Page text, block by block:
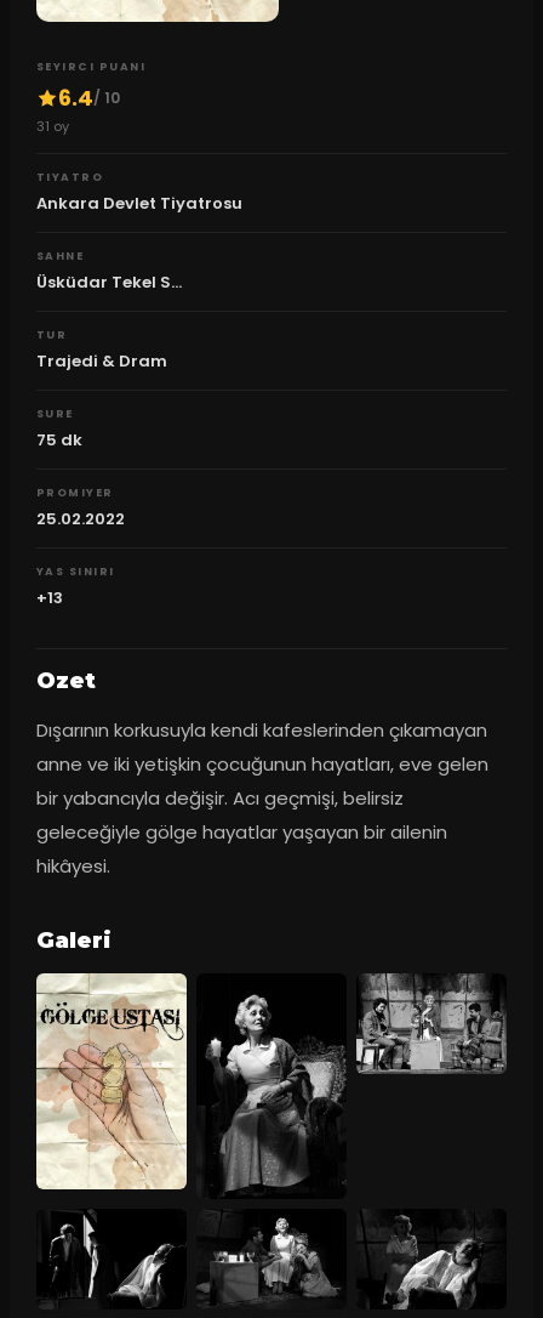
SEYIRCI PUANI
6.4/ 10
31 oy
TIYATRO
Ankara Devlet Tiyatrosu
SAHNE
Üsküdar Tekel S...
TUR
Trajedi & Dram
SURE
75 dk
PROMIYER
25.02.2022
YAS SINIRI
+13
Ozet
Dışarının korkusuyla kendi kafeslerinden çıkamayan
anne ve iki yetişkin çocuğunun hayatları, eve gelen
bir yabancıyla değişir. Acı geçmişi, belirsiz
geleceğiyle gölge hayatlar yaşayan bir ailenin
hikâyesi.
Galeri